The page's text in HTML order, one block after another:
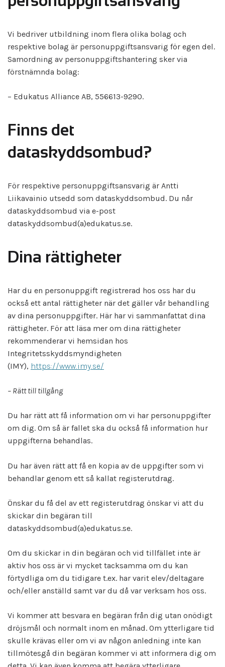
Vi bedriver utbildning inom flera olika bolag och
respektive bolag är personuppgiftsansvarig för egen del.
Samordning av personuppgiftshantering sker via
förstnämnda bolag:
– Edukatus Alliance AB, 556613-9290.
Finns det
dataskyddsombud?
För respektive personuppgiftsansvarig är Antti
Liikavainio utsedd som dataskyddsombud. Du når
dataskyddsombud via e-post
dataskyddsombud(a)edukatus.se.
Dina rättigheter
Har du en personuppgift registrerad hos oss har du
också ett antal rättigheter när det gäller vår behandling
av dina personuppgifter. Här har vi sammanfattat dina
rättigheter. För att läsa mer om dina rättigheter
rekommenderar vi hemsidan hos
Integritetsskyddsmyndigheten
(IMY), https://www.imy.se/
– Rätt till tillgång
Du har rätt att få information om vi har personuppgifter
om dig. Om så är fallet ska du också få information hur
uppgifterna behandlas.
Du har även rätt att få en kopia av de uppgifter som vi
behandlar genom ett så kallat registerutdrag.
Önskar du få del av ett registerutdrag önskar vi att du
skickar din begäran till
dataskyddsombud(a)edukatus.se.
Om du skickar in din begäran och vid tillfället inte är
aktiv hos oss är vi mycket tacksamma om du kan
förtydliga om du tidigare t.ex. har varit elev/deltagare
och/eller anställd samt var du då var verksam hos oss.
Vi kommer att besvara en begäran från dig utan onödigt
dröjsmål och normalt inom en månad. Om ytterligare tid
skulle krävas eller om vi av någon anledning inte kan
tillmötesgå din begäran kommer vi att informera dig om